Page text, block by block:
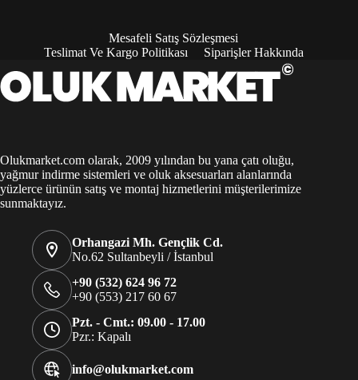
Mesafeli Satış Sözleşmesi
Teslimat Ve Kargo Politikası
Siparişler Hakkında
Olukmarket.com olarak, 2009 yılından bu yana çatı oluğu,
yağmur indirme sistemleri ve oluk aksesuarları alanlarında
yüzlerce ürünün satış ve montaj hizmetlerini müşterilerimize
sunmaktayız.
Orhangazi Mh. Gençlik Cd.
No.62 Sultanbeyli / İstanbul
+90 (532) 624 96 72
+90 (553) 217 60 67
Pzt. - Cmt.: 09.00 - 17.00
Pzr.: Kapalı
info@olukmarket.com